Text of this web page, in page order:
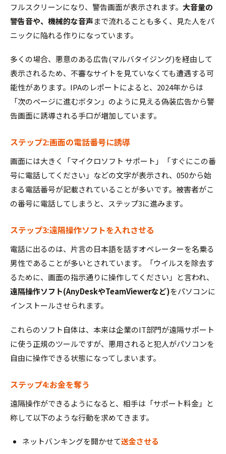
フルスクリーンになり、警告画面が表示されます。 大音量の
警告音や、機械的な音声まで流れることも多く、見た人をパ
ニックに陥れる作りになっています。
多くの場合、悪意のある広告(マルバタイジング)を経由して
表示されるため、不審なサイトを見ていなくても遭遇する可
能性があります。IPAのレポートによると、2024年からは
「次のページに進むボタン」のように見える偽装広告から警
告画面に誘導される手口が増加しています。
ステップ2:画面の電話番号に誘導
画面には大きく「マイクロソフト サポート」「すぐにこの番
号に電話してください」などの文字が表示され、050から始
まる電話番号が記載されていることが多いです。被害者がこ
の番号に電話してしまうと、ステップ3に進みます。
ステップ3:遠隔操作ソフトを入れさせる
電話に出るのは、片言の日本語を話すオペレーターを名乗る
男性であることが多いとされています。「ウイルスを除去す
るために、画面の指示通りに操作してください」と言われ、
遠隔操作ソフト(AnyDeskやTeamViewerなど)をパソコンに
インストールさせられます。
これらのソフト自体は、本来は企業のIT部門が遠隔サポート
に使う正規のツールですが、悪用されると犯人がパソコンを
自由に操作できる状態になってしまいます。
ステップ4:お金を奪う
遠隔操作ができるようになると、相手は「サポート料金」と
称して以下のような行動を求めてきます。
ネットバンキングを開かせて送金させる